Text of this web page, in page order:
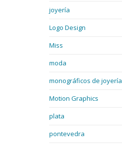
joyería
Logo Design
Miss
moda
monográficos de joyería
Motion Graphics
plata
pontevedra